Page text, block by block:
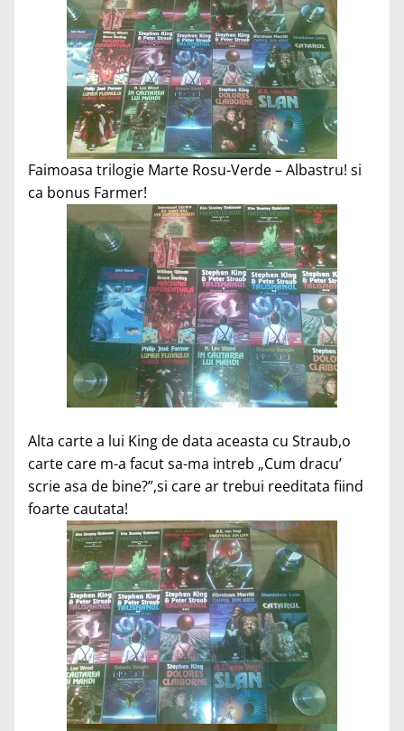
Faimoasa trilogie Marte Rosu-Verde – Albastru! si
ca bonus Farmer!
Alta carte a lui King de data aceasta cu Straub,o
carte care m-a facut sa-ma intreb „Cum dracu’
scrie asa de bine?”,si care ar trebui reeditata fiind
foarte cautata!